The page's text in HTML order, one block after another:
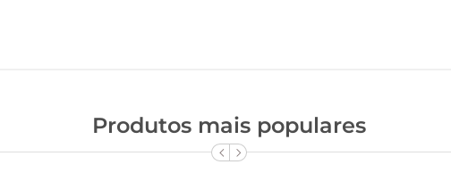
Produtos mais populares